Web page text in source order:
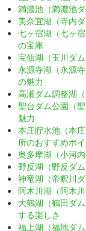
満濃池（満濃池
美奈宜湖（寺内
七ヶ宿湖（七ヶ
の宝庫
宝仙湖（玉川ダ
永源寺湖（永源
の魅力
高瀬ダム調整湖
聖台ダム公園（
魅力
本庄貯水池（本
所のおすすめポ
奥多摩湖（小河
野反湖（野反ダ
神竜湖（帝釈川
阿木川湖（阿木
大鶴湖（鶴田ダ
する楽しさ
福上湖（福地ダ